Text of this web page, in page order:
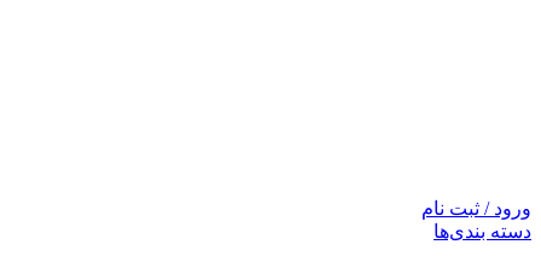
ورود / ثبت نام
دسته بندی‌ها